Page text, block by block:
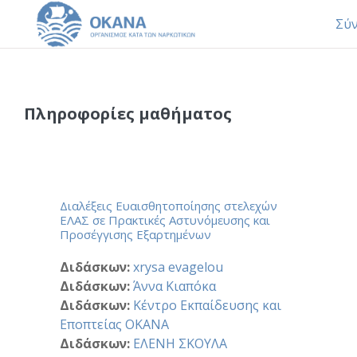
Πληροφορίες μαθήματος
Διαλέξεις Ευαισθητοποίησης στελεχών
ΕΛΑΣ σε Πρακτικές Αστυνόμευσης και
Προσέγγισης Εξαρτημένων
Διδάσκων:xrysa evagelou
Διδάσκων:Άννα Κιαπόκα
Διδάσκων: Κέντρο Εκπαίδευσης και
Εποπτείας ΟΚΑΝΑ
Διδάσκων: ΕΛΕΝΗ ΣΚΟΥΛΑ